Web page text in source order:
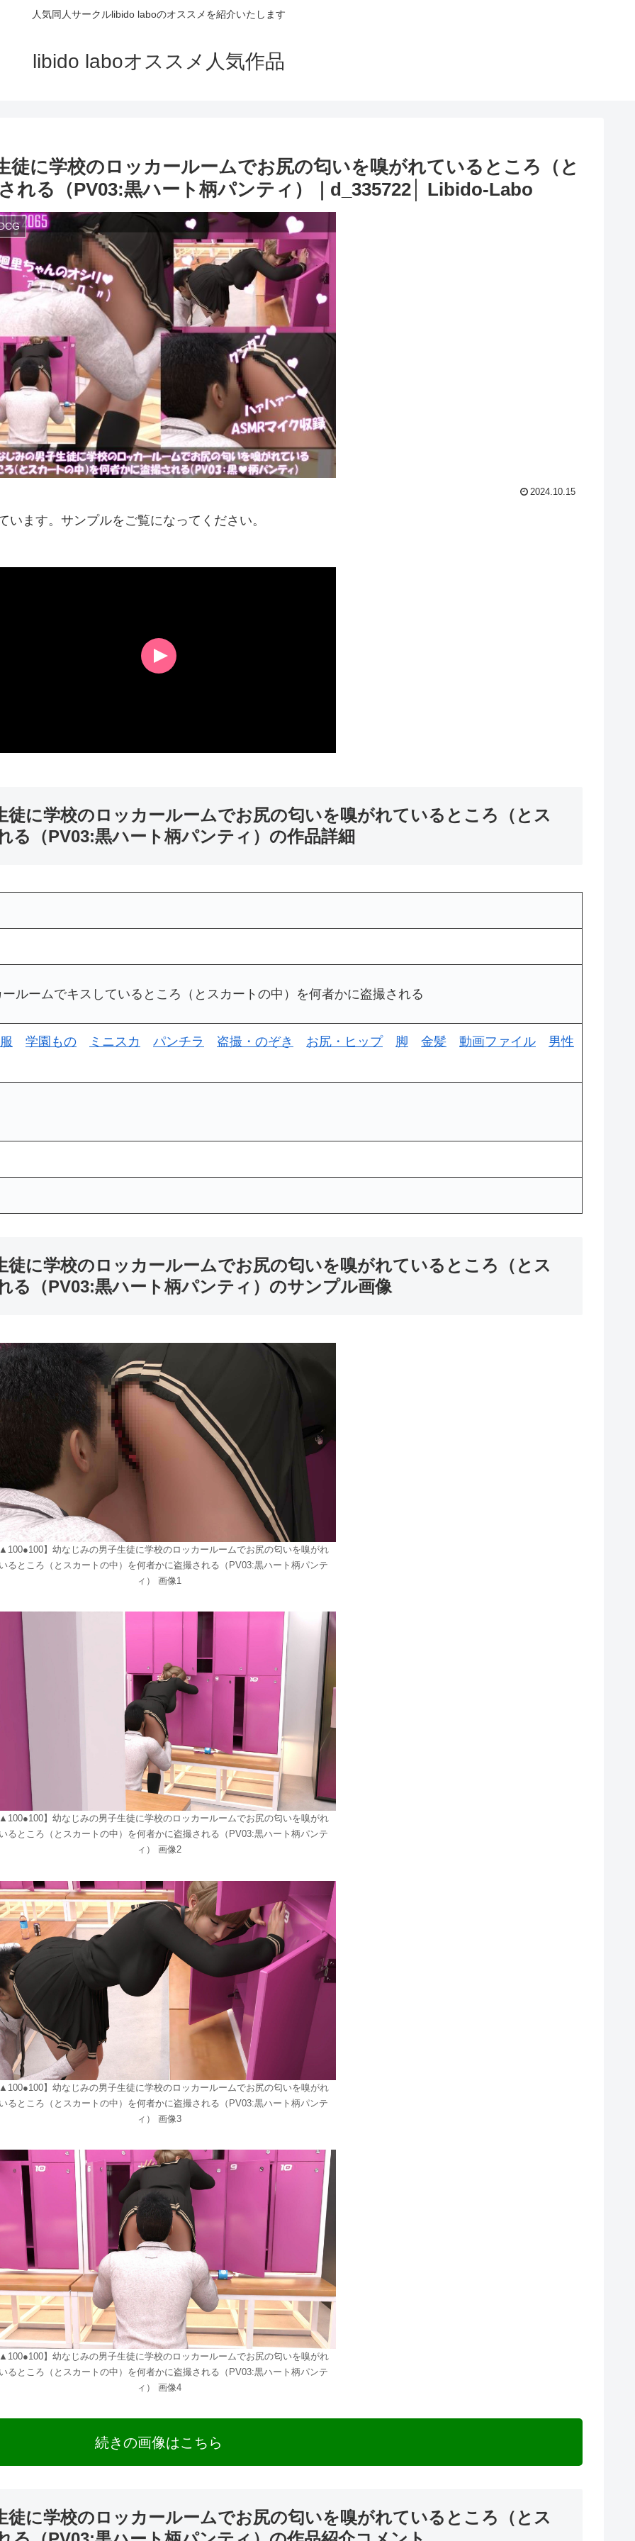
人気同人サークルlibido laboのオススメを紹介いたします
libido laboオススメ人気作品
に学校のロッカールームでお尻の匂いを嗅がれているところ（と
れる（PV03:黒ハート柄パンティ）｜d_335722│ Libido-Labo
2024.10.15
ます。サンプルをご覧になってください。
に学校のロッカールームでお尻の匂いを嗅がれているところ（とス
る（PV03:黒ハート柄パンティ）の作品詳細
ルームでキスしているところ（とスカートの中）を何者かに盗撮される
学園もの ミニスカ パンチラ 盗撮・のぞき お尻・ヒップ 脚 金髪 動画ファイル 男性
に学校のロッカールームでお尻の匂いを嗅がれているところ（とス
る（PV03:黒ハート柄パンティ）のサンプル画像
】幼なじみの男子生徒に学校のロッカールームでお尻の匂いを嗅がれ
るところ（とスカートの中）を何者かに盗撮される（PV03:黒ハート柄パンテ
ィ） 画像1
】幼なじみの男子生徒に学校のロッカールームでお尻の匂いを嗅がれ
るところ（とスカートの中）を何者かに盗撮される（PV03:黒ハート柄パンテ
ィ） 画像2
】幼なじみの男子生徒に学校のロッカールームでお尻の匂いを嗅がれ
るところ（とスカートの中）を何者かに盗撮される（PV03:黒ハート柄パンテ
ィ） 画像3
】幼なじみの男子生徒に学校のロッカールームでお尻の匂いを嗅がれ
るところ（とスカートの中）を何者かに盗撮される（PV03:黒ハート柄パンテ
ィ） 画像4
続きの画像はこちら
に学校のロッカールームでお尻の匂いを嗅がれているところ（とス